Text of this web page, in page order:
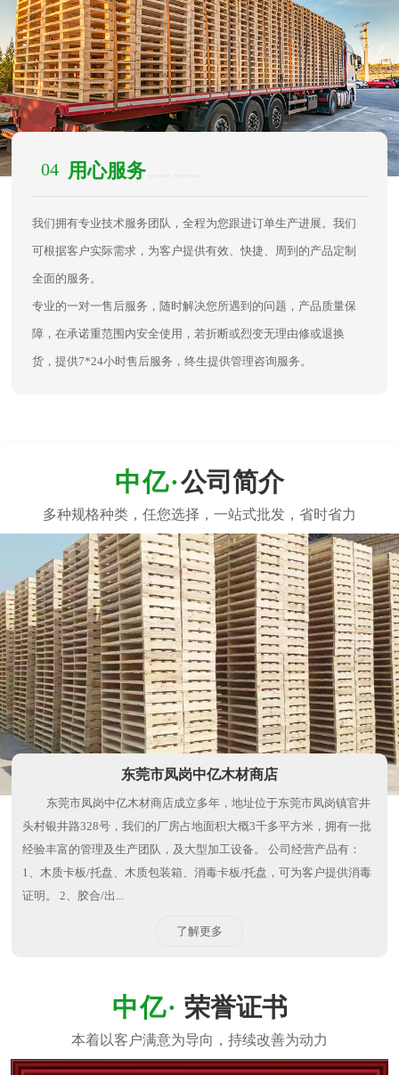
04 用心服务
我们拥有专业技术服务团队，全程为您跟进订单生产进展。我们
可根据客户实际需求，为客户提供有效、快捷、周到的产品定制
全面的服务。
专业的一对一售后服务，随时解决您所遇到的问题，产品质量保
障，在承诺重范围内安全使用，若折断或烈变无理由修或退换
货，提供7*24小时售后服务，终生提供管理咨询服务。
公司简介
东莞市凤岗中亿木材商店
东莞市凤岗中亿木材商店成立多年，地址位于东莞市凤岗镇官井
头村银井路328号，我们的厂房占地面积大概3千多平方米，拥有一批
经验丰富的管理及生产团队，及大型加工设备。 公司经营产品有：
1、木质卡板/托盘、木质包装箱、消毒卡板/托盘，可为客户提供消毒
证明。 2、胶合/出...
了解更多
荣誉证书